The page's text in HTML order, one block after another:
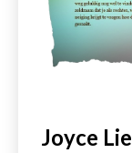
Joyce Lie